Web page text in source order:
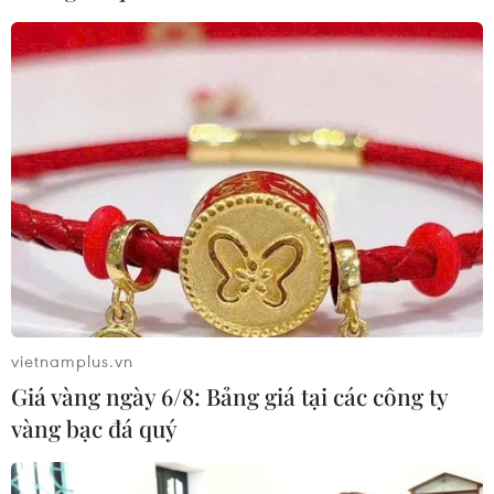
Sản lượng vàng của Trung Quốc
giảm trong nửa đầu năm 2026
Kim ngạch xuất khẩu vượt mốc 100
tỷ USD, Hàn Quốc lập kỷ lục thặng
dư vãng lai
06/08/2026 03:34
Moody’s cảnh báo hạ tầng điện hạn
chế tiềm năng phát triển AI của
Mexico
06/08/2026 03:33
vietnamplus.vn
Giá vàng ngày 6/8: Bảng giá tại các công ty
vàng bạc đá quý